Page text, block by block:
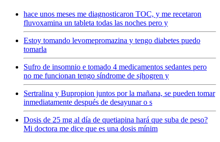
hace unos meses me diagnosticaron TOC, y me recetaron
fluvoxamina un tableta todas las noches pero y
Estoy tomando levomepromazina y tengo diabetes puedo
tomarla
Sufro de insomnio e tomado 4 medicamentos sedantes pero
no me funcionan tengo síndrome de sjhogren y
Sertralina y Bupropion juntos por la mañana, se pueden tomar
inmediatamente después de desayunar o s
Dosis de 25 mg al día de quetiapina hará que suba de peso?
Mi doctora me dice que es una dosis mínim